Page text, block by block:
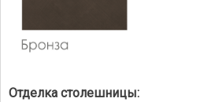
Отделка столешницы: